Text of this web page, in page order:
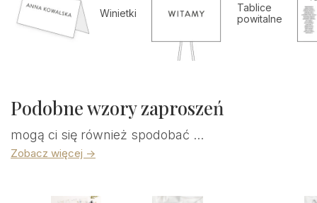
Winietki
Tablice
powitalne
Podobne wzory zaproszeń
mogą ci się również spodobać ...
Zobacz więcej ->